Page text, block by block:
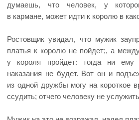
думаешь, что человек, у
в кармане, может идти к королю в
Ростовщик увидал, что мужик
платья к королю не пойдет;, а
у короля пройдет: тогда ни ему
наказания не будет. Вот он и
из одной дружбы могу на короткое
ссудить; отчего человеку не